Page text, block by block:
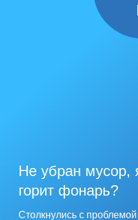
Не убран мусор,
горит фонарь?
Столкнулись с